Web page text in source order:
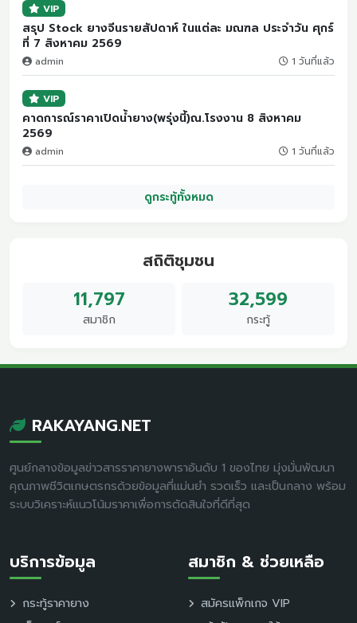
VIP
สรุป Stock ยางจีนรายสัปดาห์ ในแต่ละ มณฑล ประจำวัน ศุกร์
ที่ 7 สิงหาคม 2569
admin 1 วันที่แล้ว
VIP
คาดการณ์ราคาเปิดน้ำยาง(พรุ่งนี้)ณ.โรงงาน 8 สิงหาคม
2569
admin 1 วันที่แล้ว
ดูกระทู้ทั้งหมด
สถิติชุมชน
11,797
สมาชิก
32,599
กระทู้
RAKAYANG.NET
ศูนย์กลางข้อมูลข่าวสารราคายางพาราอันดับ 1 ของไทย มุ่งมั่นพัฒนา
คุณภาพชีวิตเกษตรกรด้วยข้อมูลที่แม่นยำ รวดเร็ว และเป็นกลาง พร้อม
ระบบวิเคราะห์แนวโน้มราคาเพื่อการตัดสินใจที่ดีที่สุด
บริการข้อมูล
กระทู้ราคายาง
สมาชิก & ช่วยเหลือ
สมัครแพ็กเกจ VIP